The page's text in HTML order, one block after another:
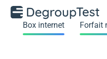
Box internet Forfait